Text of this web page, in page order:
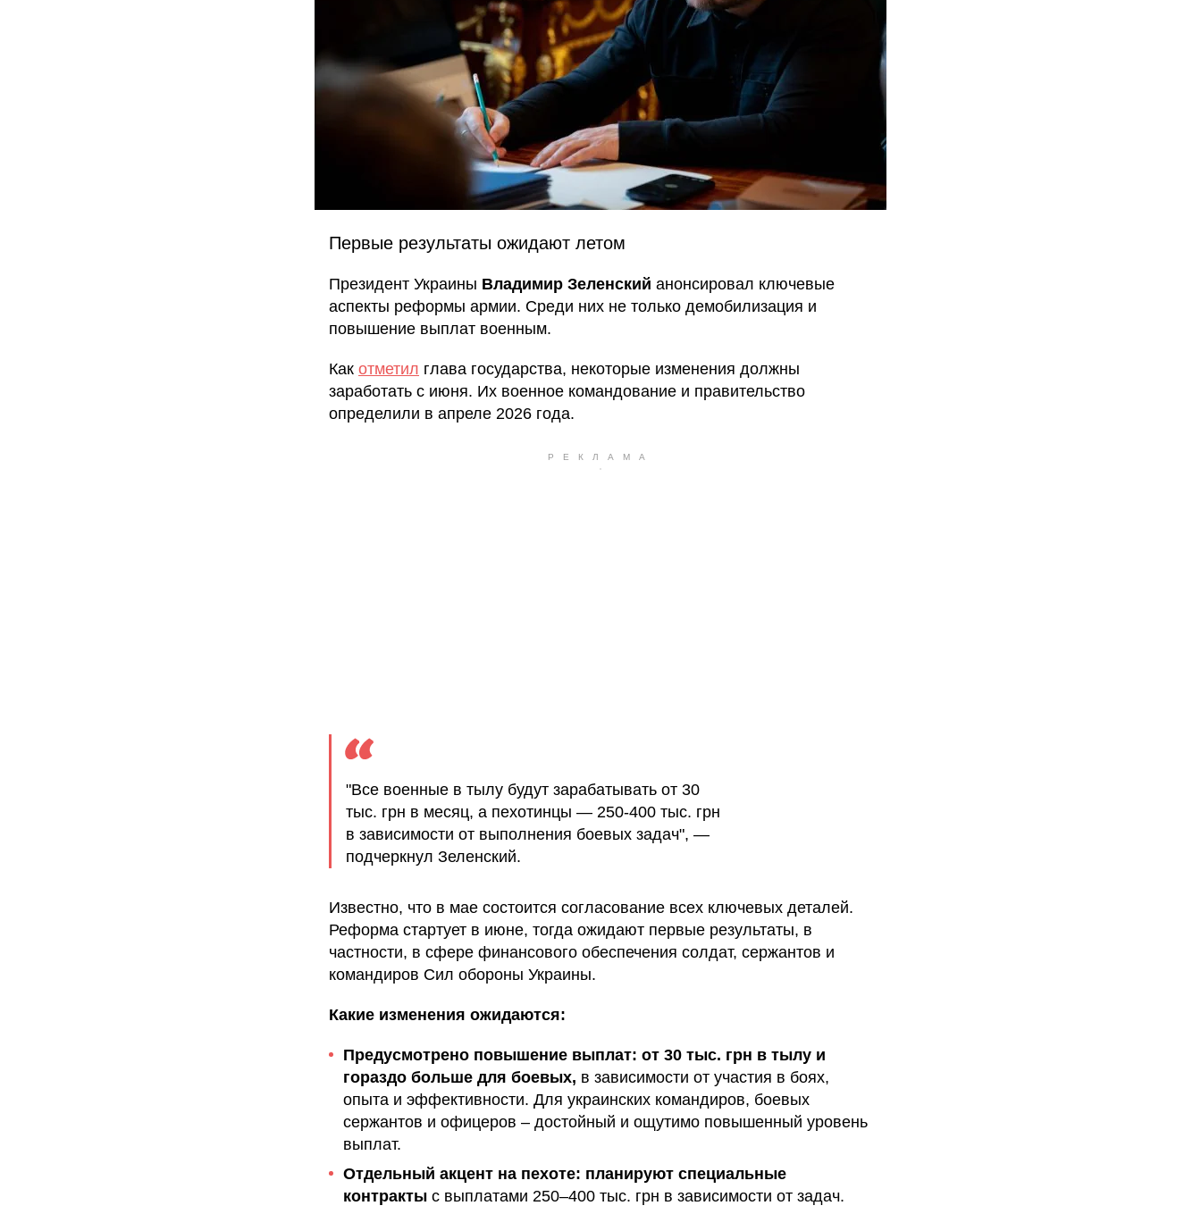
Первые результаты ожидают летом
Президент Украины Владимир Зеленский анонсировал ключевые
аспекты реформы армии. Среди них не только демобилизация и
повышение выплат военным.
Как отметил глава государства, некоторые изменения должны
заработать с июня. Их военное командование и правительство
определили в апреле 2026 года.
"Все военные в тылу будут зарабатывать от 30
тыс. грн в месяц, а пехотинцы — 250-400 тыс. грн
в зависимости от выполнения боевых задач", —
подчеркнул Зеленский.
Известно, что в мае состоится согласование всех ключевых деталей.
Реформа стартует в июне, тогда ожидают первые результаты, в
частности, в сфере финансового обеспечения солдат, сержантов и
командиров Сил обороны Украины.
Какие изменения ожидаются:
Предусмотрено повышение выплат: от 30 тыс. грн в тылу и
гораздо больше для боевых, в зависимости от участия в боях,
опыта и эффективности. Для украинских командиров, боевых
сержантов и офицеров – достойный и ощутимо повышенный уровень
выплат.
Отдельный акцент на пехоте: планируют специальные
контракты с выплатами 250–400 тыс. грн в зависимости от задач.